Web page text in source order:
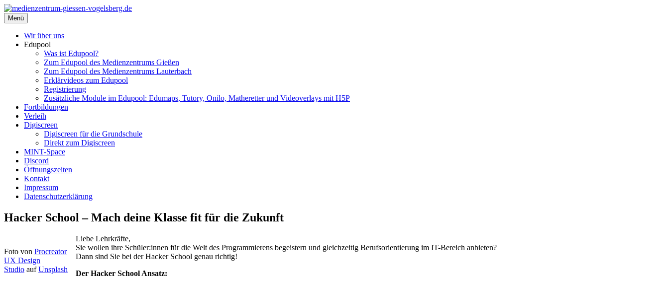
Zum
Inhalt
springen
medienzentrum-giessen-vogelsberg.de
Regionales Medienzentrum Gießen-Vogelsberg
Menü
Wir über uns
Edupool
Was ist Edupool?
Zum Edupool des Medienzentrums Gießen
Zum Edupool des Medienzentrums Lauterbach
Erklärvideos zum Edupool
Registrierung
Zusätzliche Module im Edupool: Edumaps, Tutory, Onilo, Matheretter und Videoverlays mit H5P
Fortbildungen
Verleih
Digiscreen
Digiscreen für die Grundschule
Direkt zum Digiscreen
MINT-Space
Discord
Öffnungszeiten
Kontakt
Impressum
Datenschutzerklärung
Hacker School – Mach deine Klasse fit für die Zukunft
Foto von Procreator
UX Design
Studio aufUnsplash
Liebe Lehrkräfte,
Sie wollen ihre Schüler:innen für die Welt des Programmierens begeistern und gleichzeitig Berufsorientierung im IT-Bereich anbieten?
Dann sind Sie bei der Hacker School genau richtig!
Der Hacker School Ansatz: